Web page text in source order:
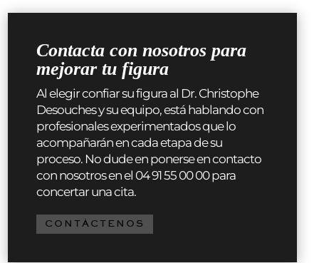
Contacta con nosotros para
mejorar tu figura
Al elegir confiar su figura al Dr. Christophe
Desouches y su equipo, está hablando con
profesionales experimentados que lo
acompañarán en cada etapa de su
proceso. No dude en ponerse en contacto
con nosotros en el 04 91 55 00 00 para
concertar una cita.
CONTÁCTENOS